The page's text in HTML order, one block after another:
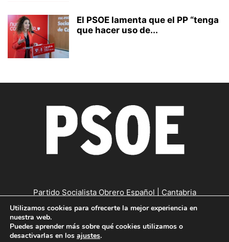
El PSOE lamenta que el PP “tenga
que hacer uso de...
Partido Socialista Obrero Español | Cantabria
Contáctanos:cantabria@psc-psoe.es
Utilizamos cookies para ofrecerte la mejor experiencia en
nuestra web.
Puedes aprender más sobre qué cookies utilizamos o
desactivarlas en los ajustes.